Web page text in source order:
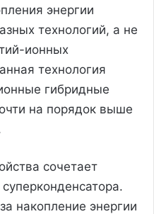
энергии
технологий, а не
ионных
технология
гибридные
на порядок выше
сочетает
накопление энергии